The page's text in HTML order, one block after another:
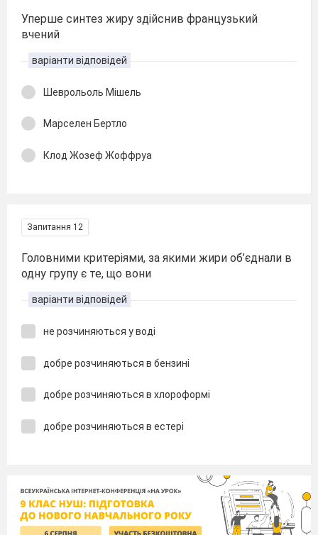
Уперше синтез жиру здійснив французький
вчений
варіанти відповідей
Шеврольоль Мішель
Марселен Бертло
Клод Жозеф Жоффруа
Запитання 12
Головними критеріями, за якими жири об’єднали в
одну групу є те, що вони
варіанти відповідей
не розчиняються у воді
добре розчиняються в бензині
добре розчиняються в хлороформі
добре розчиняються в естері